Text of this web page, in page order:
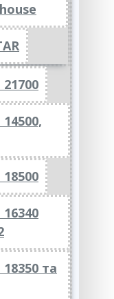
та